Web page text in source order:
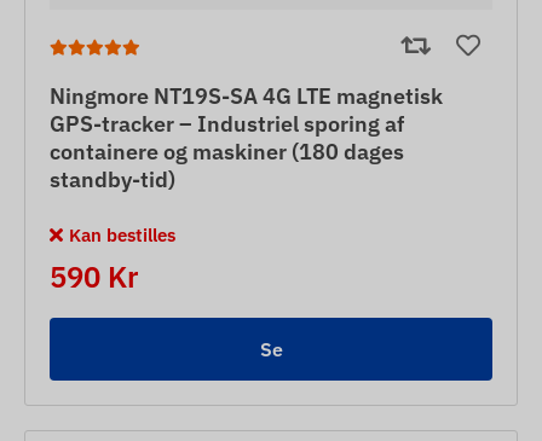
Ningmore NT19S-SA 4G LTE magnetisk
GPS-tracker – Industriel sporing af
containere og maskiner (180 dages
standby-tid)
Kan bestilles
590 Kr
Se